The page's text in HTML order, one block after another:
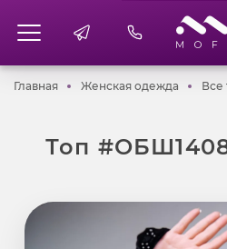
ГлавнаяГлавнаяЖенская одежда Все
Топ